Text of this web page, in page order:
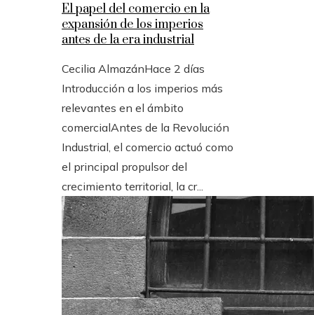
El papel del comercio en la
expansión de los imperios
antes de la era industrial
Cecilia AlmazánHace 2 días
Introducción a los imperios más
relevantes en el ámbito
comercialAntes de la Revolución
Industrial, el comercio actuó como
el principal propulsor del
crecimiento territorial, la cr...